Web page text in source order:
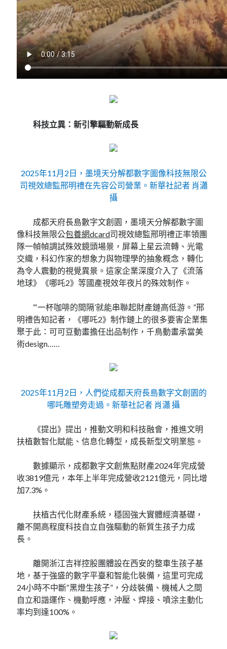
科技立異：新引擎驅動新成長
2025年11月2日，墨境天分解都數字圖像科技無限公
司視效總監邢明禮在先容公司營業。新華社記者 肖瀟
攝
成都天府長島數字文創園，墨境天分解都數字圖
像科技無限公包養網dcard司視效總監邢明禮正率領團
隊一幀幀調試殊效鏡頭場景，屏幕上星云流轉、光電
交織，科幻作家的想象力與物理學的抽象概念，轉化
為令人震動的視覺異景。這家企業深度介入了《流落
地球》《哪吒2》等國產視效年夜片的殊效制作。
“‘一杯咖啡的間隔’就能串聯起財產鏈高低游。”邢
明禮告知記者，《哪吒2》制作鏈上的很多要害企業集
聚于此：可可豆動畫擔任出品制作，千鳥動畫承當美
術design……
2025年11月2日，人們從成都天府長島數字文創園的
哪吒雕塑旁走過。新華社記者 肖瀟 攝
《提出》提出，推動文明和科技融會，推進文明
扶植數智化賦能、信息化轉型，成長新型文明業態。
數據顯示，成都數字文創焦點財產2024年完成營
收3819億元，本年上半年完成營收2121億元，同比增
加7.3%。
扶植古代化財產系統，穩固強大實體經濟基礎，
離不開高程度科技自立自強驅動的新質生孩子力成
長。
離開浙江吉祥控股團體設在西安的整車生孩子基
地，基于強盛的數字平臺和智能化裝備，這里可完成
24小時不中斷“黑燈生孩子”，分歧裝備、機械人之間
自立和諧運作、機動呼應，沖壓、焊接、噴涂主動化
率均到達100%。